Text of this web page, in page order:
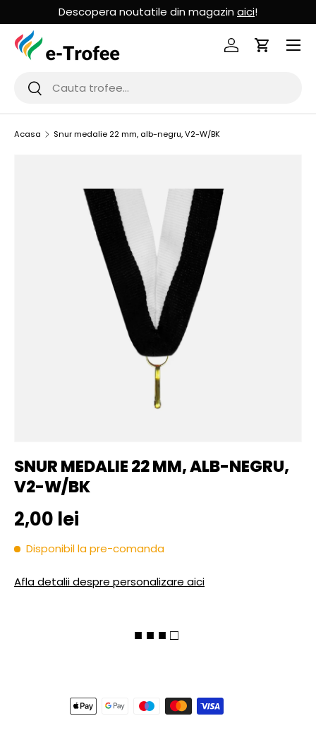
MERGI LA CONTINUT
Descopera noutatile din magazin aici!
Cauta
Cauta
Logheaza-te
Cos de
Acasa Snur medalie 22 mm, alb-negru, V2-W/BK
SNUR MEDALIE 22 MM, ALB-NEGRU,
V2-W/BK
Pret initial
2,00 lei
Disponibil la pre-comanda
Afla detalii despre personalizare aici
■ ■ ■ □